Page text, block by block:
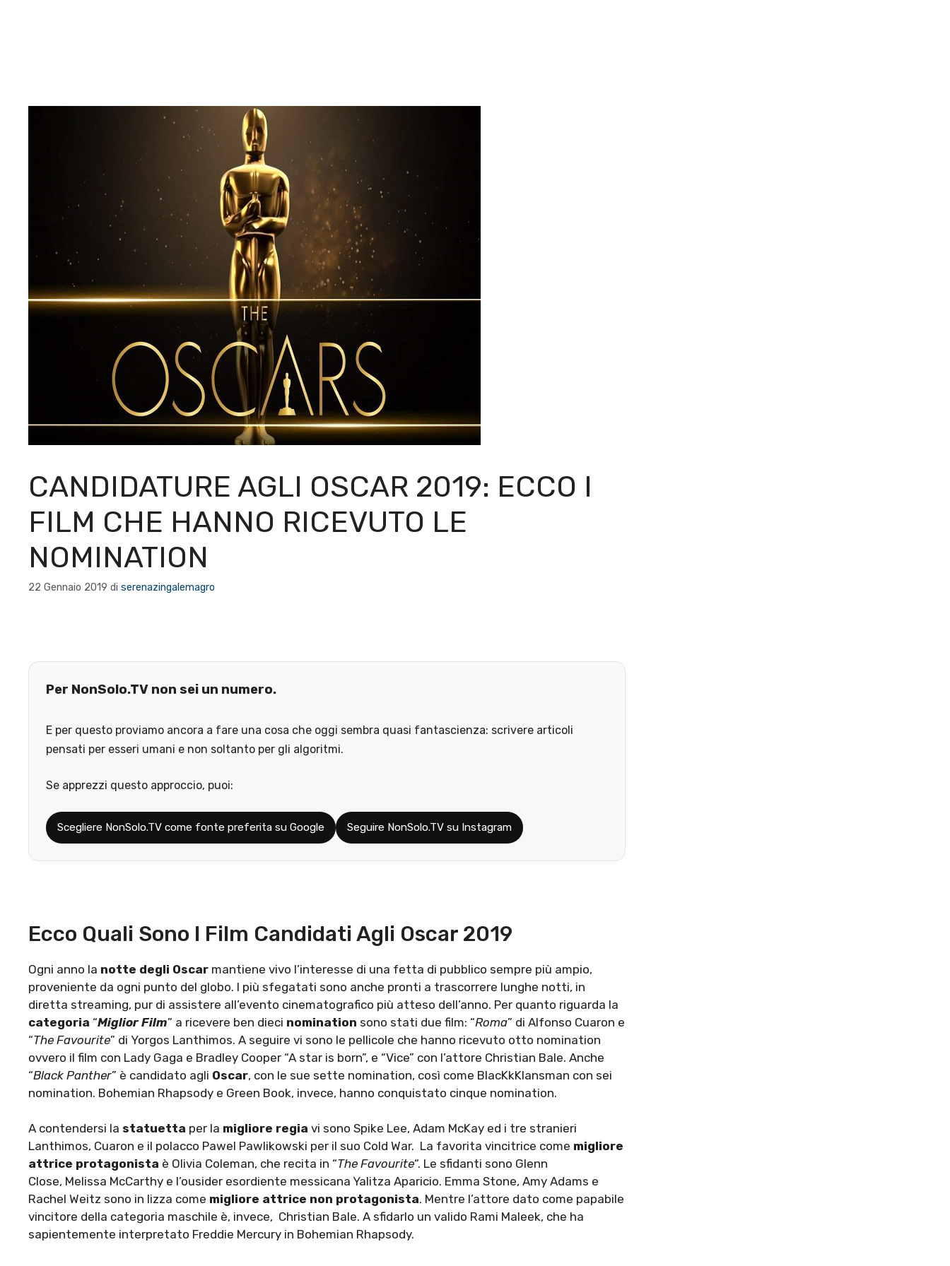
CANDIDATURE AGLI OSCAR 2019: ECCO I
FILM CHE HANNO RICEVUTO LE
NOMINATION
22 Gennaio 2019 di serenazingalemagro
Per NonSolo.TV non sei un numero.
E per questo proviamo ancora a fare una cosa che oggi sembra quasi fantascienza: scrivere articoli
pensati per esseri umani e non soltanto per gli algoritmi.
Se apprezzi questo approccio, puoi:
Scegliere NonSolo.TV come fonte preferita su Google Seguire NonSolo.TV su Instagram
Ecco Quali Sono I Film Candidati Agli Oscar 2019
Ogni anno la notte degli Oscar mantiene vivo l’interesse di una fetta di pubblico sempre più ampio,
proveniente da ogni punto del globo. I più sfegatati sono anche pronti a trascorrere lunghe notti, in
diretta streaming, pur di assistere all’evento cinematografico più atteso dell’anno. Per quanto riguarda la
categoria “Miglior Film” a ricevere ben dieci nomination sono stati due film: “Roma” di Alfonso Cuaron e
“The Favourite” di Yorgos Lanthimos. A seguire vi sono le pellicole che hanno ricevuto otto nomination
ovvero il film con Lady Gaga e Bradley Cooper “A star is born”, e “Vice” con l’attore Christian Bale. Anche
“Black Panther” è candidato agli Oscar, con le sue sette nomination, così come BlacKkKlansman con sei
nomination. Bohemian Rhapsody e Green Book, invece, hanno conquistato cinque nomination.
A contendersi la statuetta per la migliore regia vi sono Spike Lee, Adam McKay ed i tre stranieri
Lanthimos, Cuaron e il polacco Pawel Pawlikowski per il suo Cold War. La favorita vincitrice come migliore
attrice protagonista è Olivia Coleman, che recita in “The Favourite“. Le sfidanti sono Glenn
Close, Melissa McCarthy e l’ousider esordiente messicana Yalitza Aparicio. Emma Stone, Amy Adams e
Rachel Weitz sono in lizza come migliore attrice non protagonista. Mentre l’attore dato come papabile
vincitore della categoria maschile è, invece, Christian Bale. A sfidarlo un valido Rami Maleek, che ha
sapientemente interpretato Freddie Mercury in Bohemian Rhapsody.